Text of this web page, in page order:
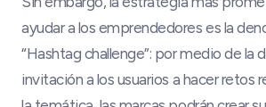
ayudar a los emprendedores es la
“Hashtag challenge”: por medio de la
invitación a los usuarios a hacer retos